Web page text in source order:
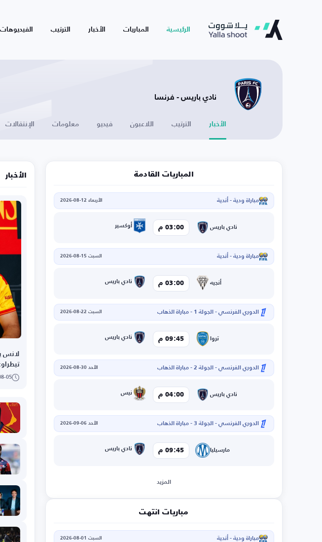
الرئيسية المباريات الأخبار الترتيب الفيديوهات
نادي باريس - فرنسا
الأخبار الترتيب اللاعبون فيديو معلومات الإنتقالات
المباريات القادمة
مباراة ودية - أندية الأربعاء 12-08-2026
نادي باريس 03:00 م أوكسير
مباراة ودية - أندية السبت 15-08-2026
أنجيه 03:00 م نادي باريس
الدوري الفرنسي - الجولة 1 - مباراة الذهاب السبت 22-08-2026
تروا 09:45 م نادي باريس
الدوري الفرنسي - الجولة 2 - مباراة الذهاب الأحد 30-08-2026
نادي باريس 04:00 م نيس
الدوري الفرنسي - الجولة 3 - مباراة الذهاب الأحد 06-09-2026
مارسيليا 09:45 م نادي باريس
المزيد
مباريات انتهت
مباراة ودية - أندية السبت 01-08-2026
الأخبار
لانس
05